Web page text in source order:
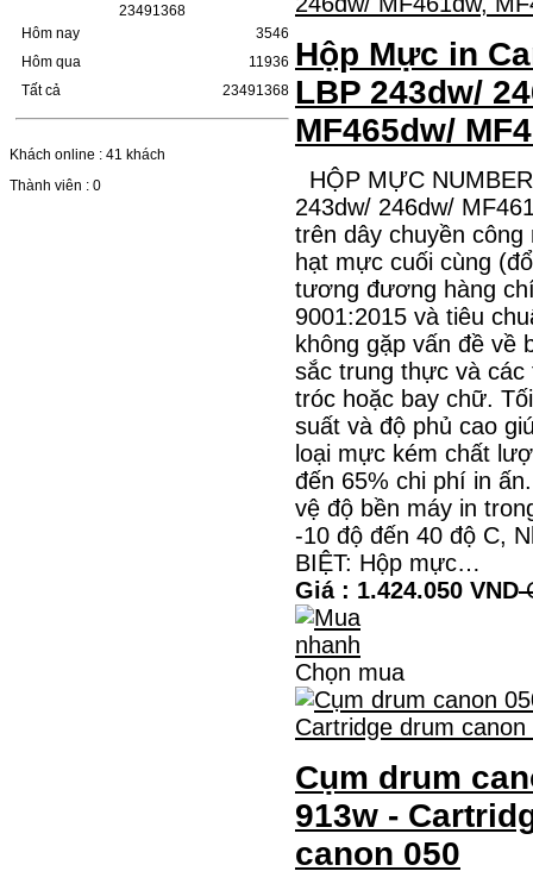
MÁY LBP 243/MF 461DWMÃ HỘP MỰC:-
Hộp mực HP 110A (W1110A)- Loại mực:
IN:- HP…
Giá : 249.000 VND
Chọn mua
HỘP MỰC CANON CRG-070
M2135dn/M2635dn/M2735dw/P2235dn/P2235dw-
23491 368
Hôm nay
Hôm qua
Tất cả
3546
11936
23491368
Khách online : 41 khách
Thành viên : 0
Hộp Mực in
LBP 243dw/
MF465dw/
HỘP MỰC
243dw/ 246dw/
trên dây chuyền
hạt mực cuối cùng
tương đương hàng
9001:2015 và tiêu
không gặp vấn đề về
sắc trung thực và các
tróc hoặc bay chữ.
suất và độ phủ cao
loại mực kém chất
đến 65% chi phí in
vệ độ bền máy in
-10 độ đến 40 độ C,
BIỆT: Hộp mực…
Giá : 1.424.050 VND
Chọn mua
Cụm drum
913w -
canon 050